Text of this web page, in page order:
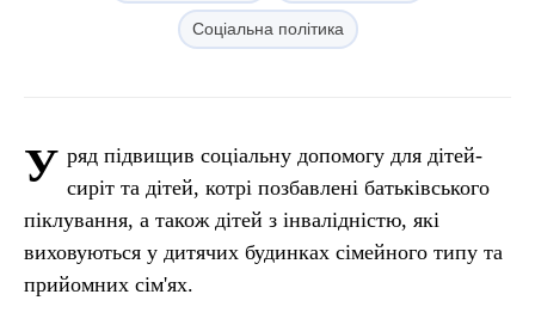
Соціальна політика
У ряд підвищив соціальну допомогу для дітей-
сиріт та дітей, котрі позбавлені батьківського
піклування, а також дітей з інвалідністю, які
виховуються у дитячих будинках сімейного типу та
прийомних сім'ях.